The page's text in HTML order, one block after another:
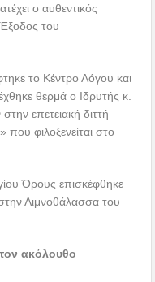
ο αυθεντικός
του
το Κέντρο Λόγου και
θερμά ο Ιδρυτής κ.
επετειακή διττή
που φιλοξενείται στο
Όρους επισκέφθηκε
Λιμνοθάλασσα του
ακόλουθο